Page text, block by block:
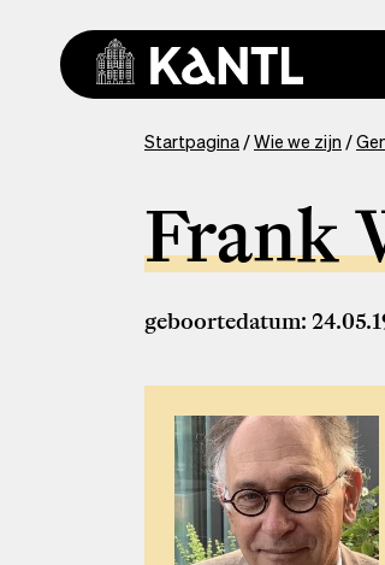
You
here
Startpagina Wie we zijn
Frank
geboortedatum